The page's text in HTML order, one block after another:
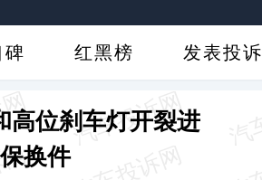
碑 红黑榜 发表投诉
高位刹车灯开裂进
换件